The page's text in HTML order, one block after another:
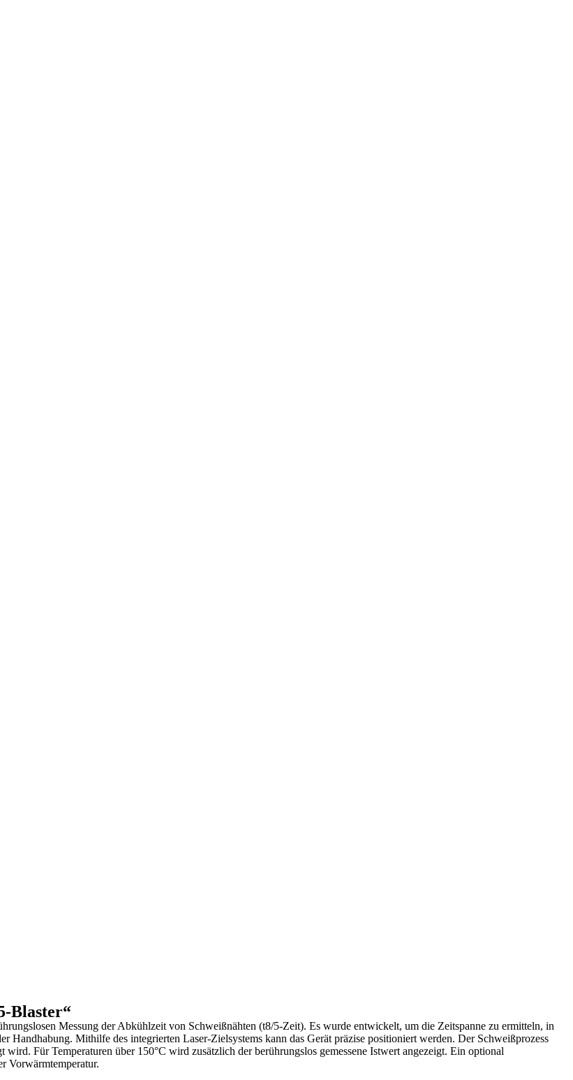
Blaster“
Messung der Abkühlzeit von Schweißnähten (t8/5-Zeit). Es wurde entwickelt, um die Zeitspanne zu ermitteln, in
Handhabung. Mithilfe des integrierten Laser-Zielsystems kann das Gerät präzise positioniert werden. Der Schweißprozess
Für Temperaturen über 150°C wird zusätzlich der berührungslos gemessene Istwert angezeigt. Ein optional
Vorwärmtemperatur.